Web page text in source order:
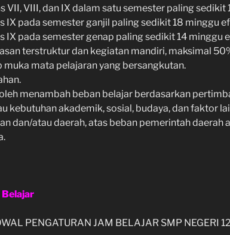
VII, VIII, dan IX dalam satu semester paling
IX pada semester ganjil paling sedikit 18 minggu
IX pada semester genap paling sedikit 14 minggu
terstruktur dan kegiatan mandiri, maksimal
mata pelajaran yang bersangkutan.
menambah beban belajar berdasarkan
kebutuhan akademik, sosial, budaya, dan faktor
dan/atau daerah, atas beban pemerintah daerah
PENGATURAN JAM BELAJAR SMP NEGERI